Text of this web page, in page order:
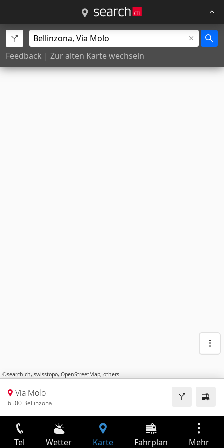
Feedback | Zur alten Karte wechseln
©search.ch, swisstopo, OpenStreetMap, others
Via Molo
6500 Bellinzona
Tel Wetter Karte Fahrplan Mehr